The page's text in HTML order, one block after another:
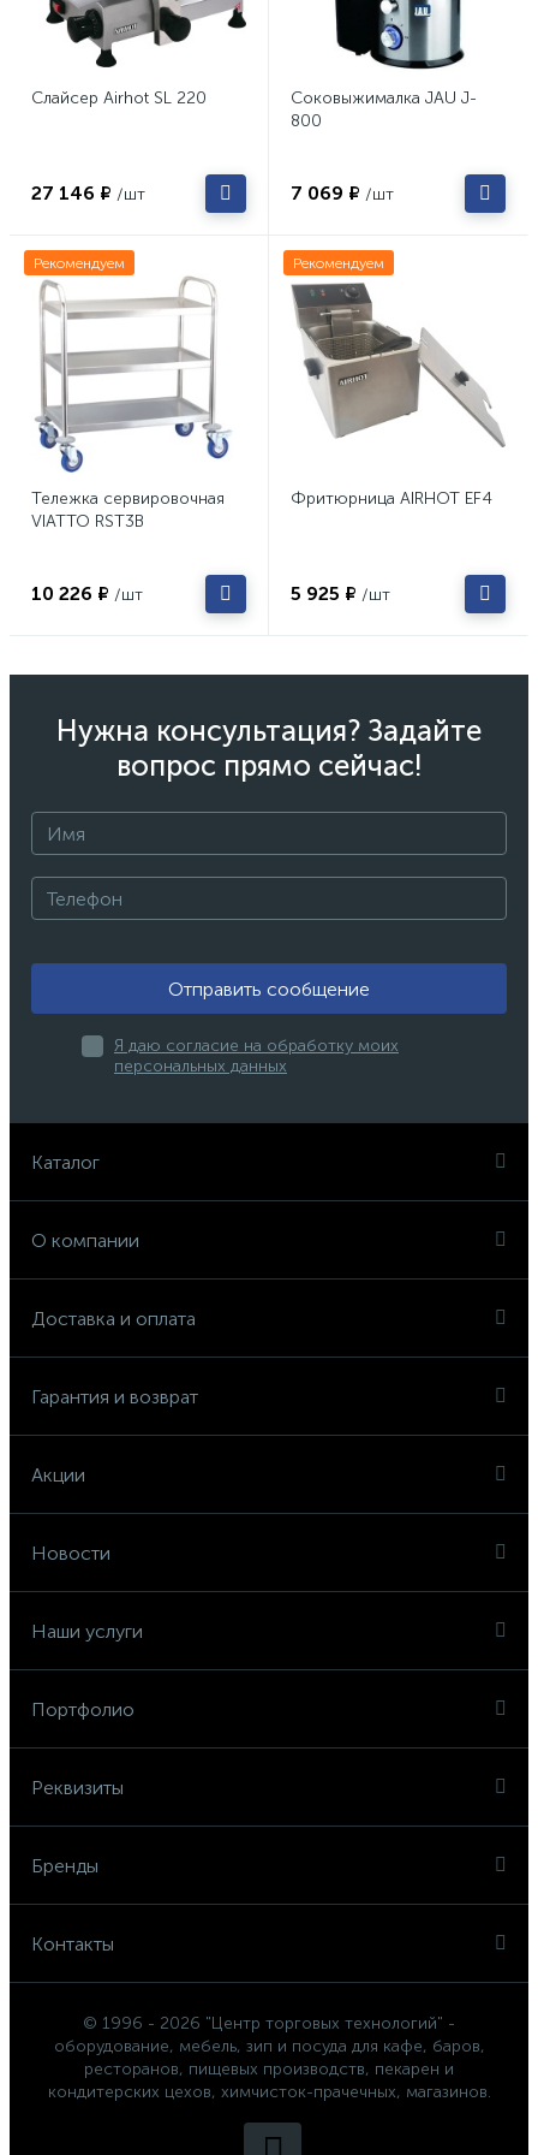
Слайсер Airhot SL 220
27 146 ₽ /шт
Соковыжималка JAU J-
800
7 069 ₽ /шт
Рекомендуем
Тележка сервировочная
VIATTO RST3B
10 226 ₽ /шт
Рекомендуем
Фритюрница AIRHOT EF4
5 925 ₽ /шт
Нужна консультация? Задайте
вопрос прямо сейчас!
Отправить сообщение
Я даю согласие на обработку моих
персональных данных
Каталог
О компании
Доставка и оплата
Гарантия и возврат
Акции
Новости
Наши услуги
Портфолио
Реквизиты
Бренды
Контакты
© 1996 - 2026 "Центр торговых технологий" -
оборудование, мебель, зип и посуда для кафе, баров,
ресторанов, пищевых производств, пекарен и
кондитерских цехов, химчисток-прачечных, магазинов.